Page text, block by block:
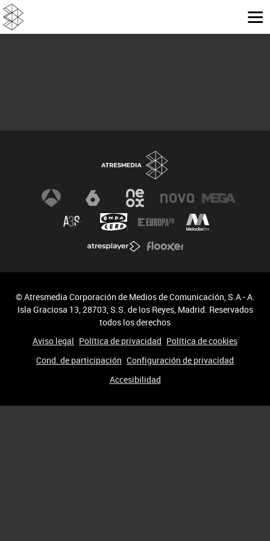
© Atresmedia Corporación de Medios de Comunicación, S.A - A.
Isla Graciosa 13, 28703, S.S. de los Reyes, Madrid. Reservados
todos los derechos
Aviso legal Política de privacidad Política de cookies
Cond. de participación Configuración de privacidad
Accesibilidad